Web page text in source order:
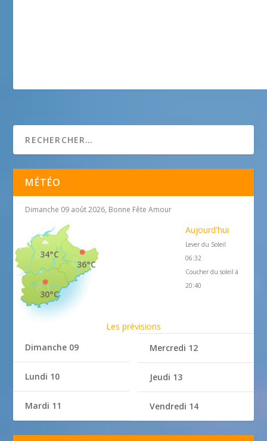
MÉTÉO
Dimanche 09 août 2026, Bonne Fête Amour
36°C
34°C
30°C
Aujourd'hui
Lever du Soleil
06:32
Coucher du soleil à
20:40
Les prévisions
Dimanche 09
Lundi 10
Mardi 11
Mercredi 12
Jeudi 13
Vendredi 14